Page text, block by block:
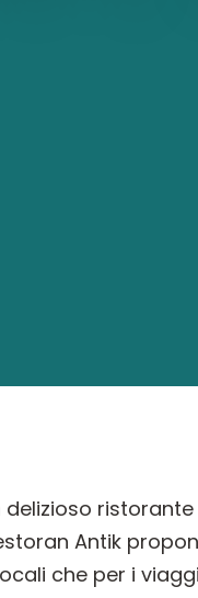
Antik
che per i